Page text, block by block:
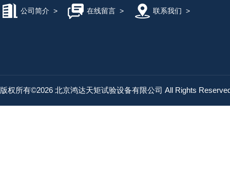
公司简介 > 在线留言> 联系我们 >
版权所有©2026 北京鸿达天矩试验设备有限公司 All Rights